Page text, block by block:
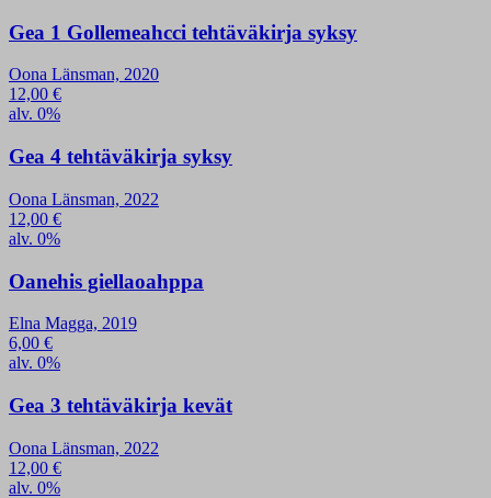
Gea 1 Gollemeahcci tehtäväkirja syksy
Oona Länsman, 2020
12,00 €
alv. 0%
Gea 4 tehtäväkirja syksy
Oona Länsman, 2022
12,00 €
alv. 0%
Oanehis giellaoahppa
Elna Magga, 2019
6,00 €
alv. 0%
Gea 3 tehtäväkirja kevät
Oona Länsman, 2022
12,00 €
alv. 0%